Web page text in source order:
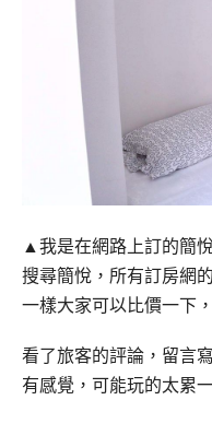
▲我是在網路上訂的簡
搜尋簡悅，所有訂房網
一樣大家可以比價一下，
看了旅客的評論，留言
有感覺，可能玩的太累